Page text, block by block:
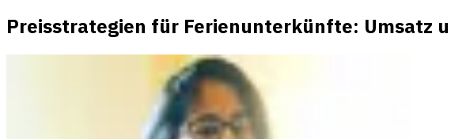
Preisstrategien für Ferienunterkünfte: Umsatz